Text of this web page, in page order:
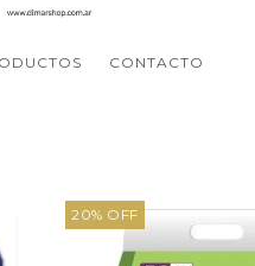
CONTACTO
20% OFF